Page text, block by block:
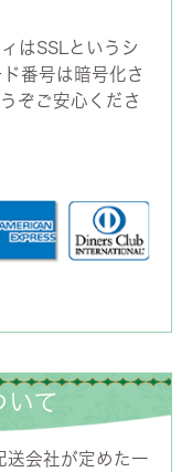
はSSLというシ
番号は暗号化さ
ぞご安心くださ
いて
送会社が定めた一